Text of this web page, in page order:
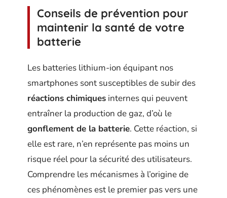
Conseils de prévention pour
maintenir la santé de votre
batterie
Les batteries lithium-ion équipant nos
smartphones sont susceptibles de subir des
réactions chimiques internes qui peuvent
entraîner la production de gaz, d’où le
gonflement de la batterie. Cette réaction, si
elle est rare, n’en représente pas moins un
risque réel pour la sécurité des utilisateurs.
Comprendre les mécanismes à l’origine de
ces phénomènes est le premier pas vers une